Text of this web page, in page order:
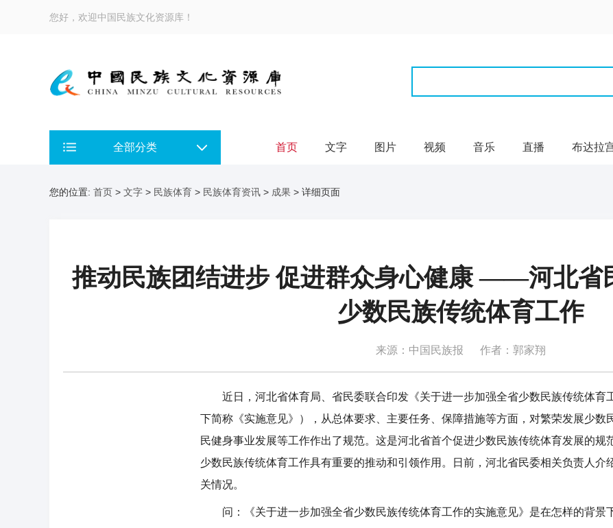
您好，欢迎中国民族文化资源库！
全部分类 首页 文字 图片 视频 音乐 直播 布达拉
您的位置: 首页 > 文字 > 民族体育 > 民族体育资讯 > 成果 > 详细页面
推动民族团结进步 促进群众身心健康 ——河北省
少数民族传统体育工作
来源：中国民族报 作者：郭家翔
近日，河北省体育局、省民委联合印发《关于进一步加强全省少数民族传统体育
下简称《实施意见》），从总体要求、主要任务、保障措施等方面，对繁荣发展少数
民健身事业发展等工作作出了规范。这是河北省首个促进少数民族传统体育发展的规
少数民族传统体育工作具有重要的推动和引领作用。日前，河北省民委相关负责人介
关情况。
问：《关于进一步加强全省少数民族传统体育工作的实施意见》是在怎样的背景